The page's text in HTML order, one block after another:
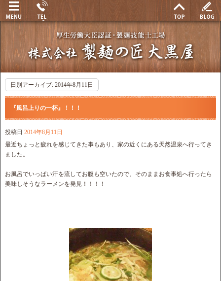
日別アーカイブ: 2014年8月11日
『風呂上りの一杯』！！！
投稿日 2014年8月11日
最近ちょっと疲れを感じてきた事もあり、家の近くにある天然温泉へ行ってき
ました。
お風呂でいっぱい汗を流してお腹も空いたので、そのままお食事処へ行ったら
美味しそうなラーメンを発見！！！！